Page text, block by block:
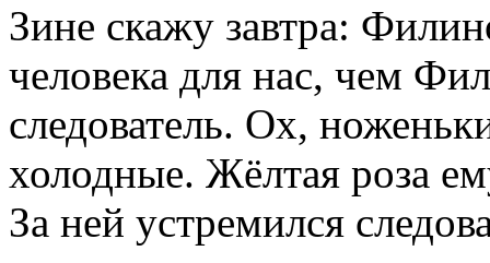
Зине скажу завтра:
человека для нас, чем
следователь. Ох,
холодные. Жёлтая роза
За ней устремился